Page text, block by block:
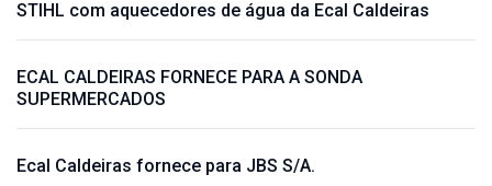
STIHL com aquecedores de água da Ecal Caldeiras
ECAL CALDEIRAS FORNECE PARA A SONDA
SUPERMERCADOS
Ecal Caldeiras fornece para JBS S/A.